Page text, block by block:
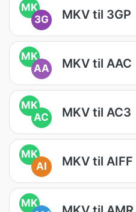
MK
3G
MKV til 3GP
MK
AA
MKV til AAC
MK
AC
MKV til AC3
MK
AI
MKV til AIFF
MK